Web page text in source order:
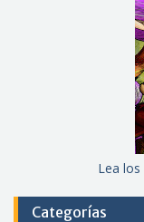
Lea los
Categorías